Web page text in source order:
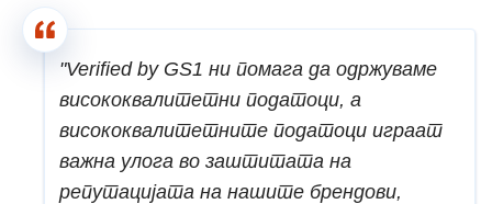
"Verified by GS1 ни помага да одржуваме
висококвалитетни податоци, а
висококвалитетните податоци играат
важна улога во заштитата на
репутацијата на нашите брендови,